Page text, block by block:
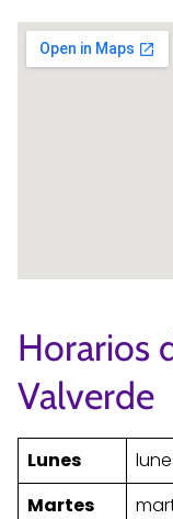
Horarios
Valverde
Lunes
Martes